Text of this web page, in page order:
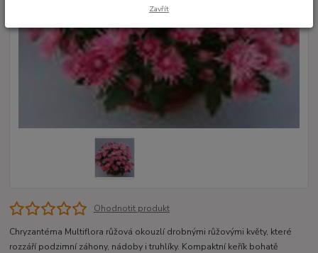
Ohodnotit produkt
Chryzantéma Multiflora růžová okouzlí drobnými růžovými květy, které
rozzáří podzimní záhony, nádoby i truhlíky. Kompaktní keřík bohatě
Zavřít